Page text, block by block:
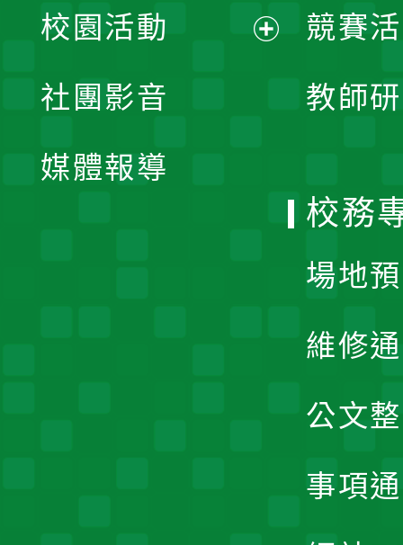
競賽
教師
開
校園活動
社團影音
媒體報導
校務
場地
維修
公文
事項